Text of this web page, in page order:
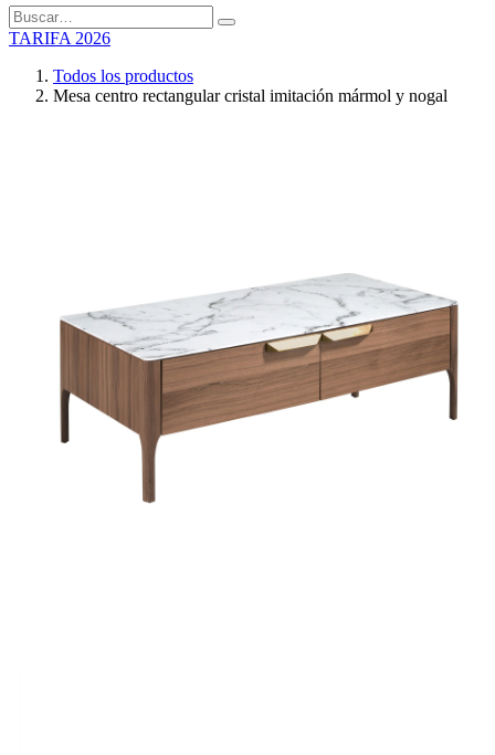
TARIFA 2026
Todos los productos
Mesa centro rectangular cristal imitación mármol y nogal